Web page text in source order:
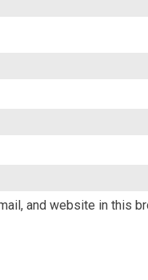
and website in this